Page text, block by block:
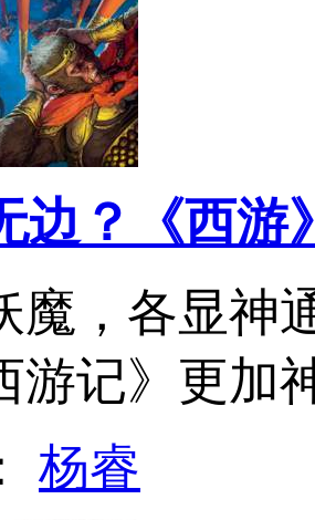
边？《西游
魔，各显神
游记》更加
杨睿